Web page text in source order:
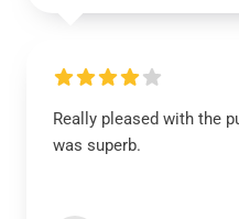
Really pleased with the
was superb.